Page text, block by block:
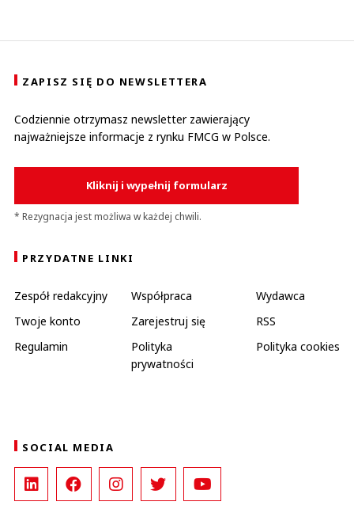
ZAPISZ SIĘ DO NEWSLETTERA
Codziennie otrzymasz newsletter zawierający
najważniejsze informacje z rynku FMCG w Polsce.
Kliknij i wypełnij formularz
* Rezygnacja jest możliwa w każdej chwili.
PRZYDATNE LINKI
Zespół redakcyjny Współpraca
Wydawca
Twoje konto
Zarejestruj się
RSS
Regulamin
Polityka
prywatności
Polityka cookies
SOCIAL MEDIA